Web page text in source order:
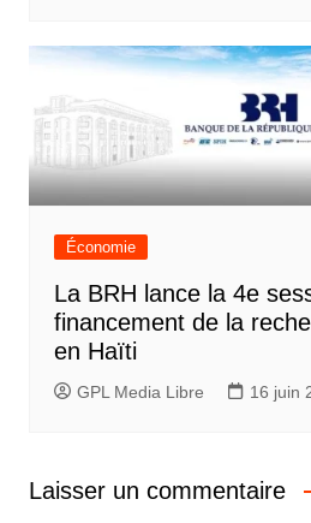
Économie
La BRH lance la 4e
financement de la
en Haïti
GPL Media Libre 16 juin
Laisser un commentaire